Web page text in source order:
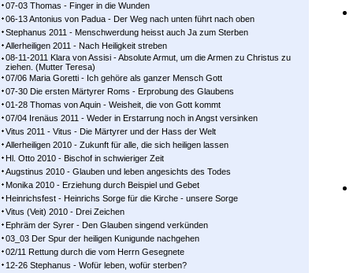
07-03 Thomas - Finger in die Wunden
06-13 Antonius von Padua - Der Weg nach unten führt nach oben
Stephanus 2011 - Menschwerdung heisst auch Ja zum Sterben
Allerheiligen 2011 - Nach Heiligkeit streben
08-11-2011 Klara von Assisi - Absolute Armut, um die Armen zu Christus zu
ziehen. (Mutter Teresa)
07/06 Maria Goretti - Ich gehöre als ganzer Mensch Gott
07-30 Die ersten Märtyrer Roms - Erprobung des Glaubens
01-28 Thomas von Aquin - Weisheit, die von Gott kommt
07/04 Irenäus 2011 - Weder in Erstarrung noch in Angst versinken
Vitus 2011 - Vitus - Die Märtyrer und der Hass der Welt
Allerheiligen 2010 - Zukunft für alle, die sich heiligen lassen
Hl. Otto 2010 - Bischof in schwieriger Zeit
Augstinus 2010 - Glauben und leben angesichts des Todes
Monika 2010 - Erziehung durch Beispiel und Gebet
Heinrichsfest - Heinrichs Sorge für die Kirche - unsere Sorge
Vitus (Veit) 2010 - Drei Zeichen
Ephräm der Syrer - Den Glauben singend verkünden
03_03 Der Spur der heiligen Kunigunde nachgehen
02/11 Rettung durch die vom Herrn Gesegnete
12-26 Stephanus - Wofür leben, wofür sterben?